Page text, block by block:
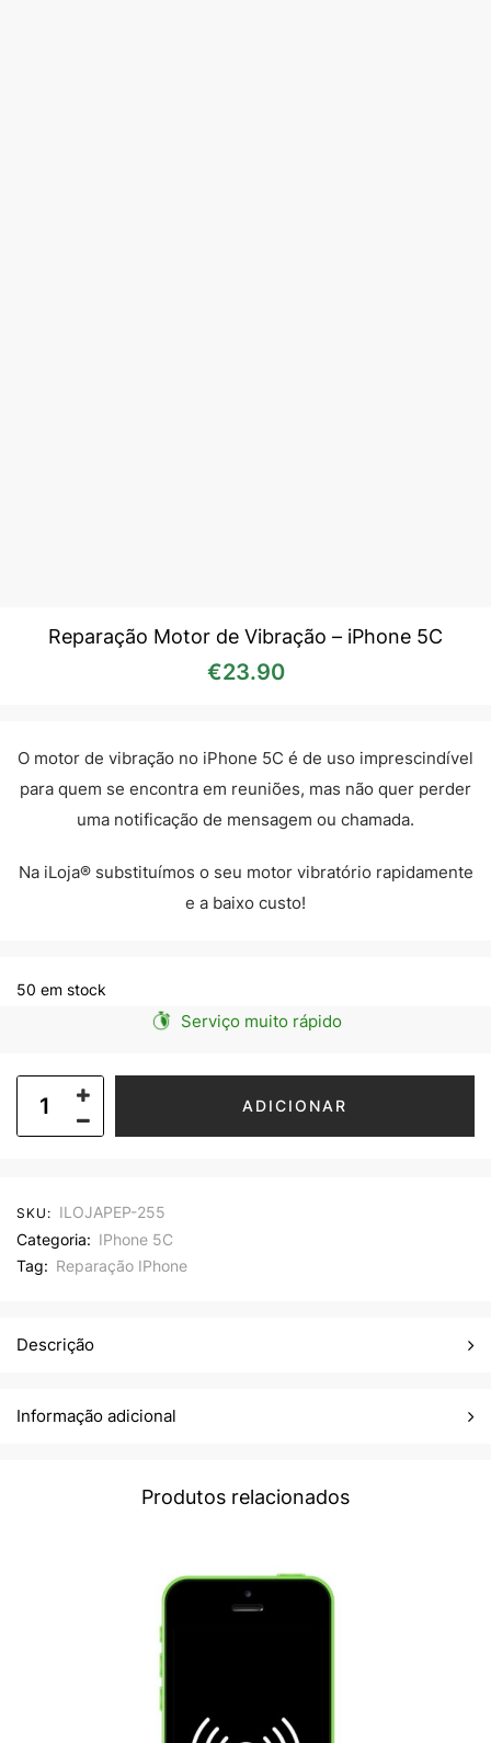
Reparação Motor de Vibração – iPhone 5C
€23.90
O motor de vibração no iPhone 5C é de uso imprescindível
para quem se encontra em reuniões, mas não quer perder
uma notificação de mensagem ou chamada.
Na iLoja® substituímos o seu motor vibratório rapidamente
e a baixo custo!
50 em stock
Serviço muito rápido
ADICIONAR
SKU: ILOJAPEP-255
Categoria: IPhone 5C
Tag: Reparação IPhone
Descrição
Informação adicional
Produtos relacionados